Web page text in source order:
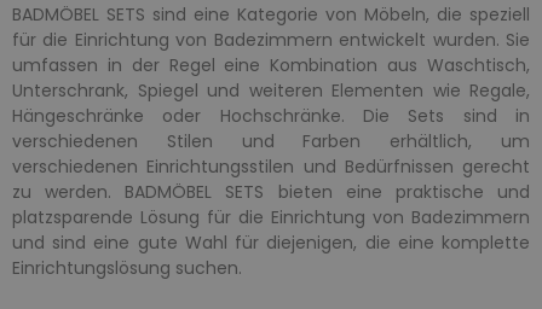
BADMÖBEL SETS sind eine Kategorie von Möbeln, die speziell
für die Einrichtung von Badezimmern entwickelt wurden. Sie
umfassen in der Regel eine Kombination aus Waschtisch,
Unterschrank, Spiegel und weiteren Elementen wie Regale,
Hängeschränke oder Hochschränke. Die Sets sind in
verschiedenen Stilen und Farben erhältlich, um
verschiedenen Einrichtungsstilen und Bedürfnissen gerecht
zu werden. BADMÖBEL SETS bieten eine praktische und
platzsparende Lösung für die Einrichtung von Badezimmern
und sind eine gute Wahl für diejenigen, die eine komplette
Einrichtungslösung suchen.